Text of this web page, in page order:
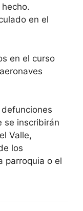
en el
en el curso
se inscribirán
Valle,
los
parroquia o el